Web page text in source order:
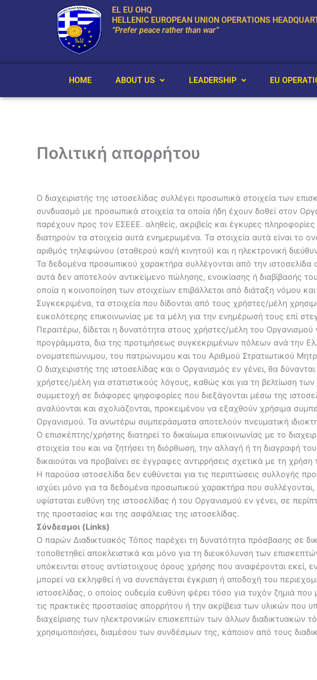
EL EU OHQ
HELLENIC EUROPEAN UNION OPERATIONS
“Prefer peace rather than war”
HOME ABOUT US LEADERSHIP EU
Πολιτική απορρήτου
Ο διαχειριστής της ιστοσελίδας συλλέγει προσωπικά στοιχεία των
συνδυασμό με προσωπικά στοιχεία τα οποία ήδη έχουν δοθεί στον
παρέχουν προς τον ΕΣΕΕΕ. αληθείς, ακριβείς και έγκυρες
διατηρούν τα στοιχεία αυτά ενημερωμένα. Τα στοιχεία αυτά είναι
αριθμός τηλεφώνου (σταθερού και/ή κινητού) και η ηλεκτρονική
Τα δεδομένα προσωπικού χαρακτήρα συλλέγονται από την ιστοσελίδα
αυτά δεν αποτελούν αντικείμενο πώλησης, ενοικίασης ή διαβίβασής
οποία η κοινοποίηση των στοιχείων επιβάλλεται από διάταξη νόμου
Συγκεκριμένα, τα στοιχεία που δίδονται από τους χρήστες/μέλη
ευκολότερης επικοινωνίας με τα μέλη για την ενημέρωσή τους επί
Περαιτέρω, δίδεται η δυνατότητα στους χρήστες/μέλη του
προγράμματα, δια της προτιμήσεως συγκεκριμένων πόλεων ανά την
ονοματεπώνυμου, του πατρώνυμου και του Αριθμού Στρατιωτικού
Ο διαχειριστής της ιστοσελίδας και ο Οργανισμός εν γένει, θα
χρήστες/μέλη για στατιστικούς λόγους, καθώς και για τη βελτίωση
συμμετοχή σε διάφορες ψηφοφορίες που διεξάγονται μέσω της
αναλύονται και σχολιάζονται, προκειμένου να εξαχθούν χρήσιμα
Οργανισμού. Τα ανωτέρω συμπεράσματα αποτελούν πνευματική
Ο επισκέπτης/χρήστης διατηρεί το δικαίωμα επικοινωνίας με το
στοιχεία του και να ζητήσει τη διόρθωση, την αλλαγή ή τη διαγραφή
δικαιούται να προβαίνει σε έγγραφες αντιρρήσεις σχετικά με τη
Η παρούσα ιστοσελίδα δεν ευθύνεται για τις περιπτώσεις
ισχύει μόνο για τα δεδομένα προσωπικού χαρακτήρα που
υφίσταται ευθύνη της ιστοσελίδας ή του Οργανισμού εν γένει, σε
της προστασίας και της ασφάλειας της ιστοσελίδας.
Σύνδεσμοι (Links)
Ο παρών Διαδικτυακός Τόπος παρέχει τη δυνατότητα πρόσβασης σε
τοποθετηθεί αποκλειστικά και μόνο για τη διευκόλυνση των
υπόκεινται στους αντίστοιχους όρους χρήσης που αναφέρονται
μπορεί να εκληφθεί ή να συνεπάγεται έγκριση ή αποδοχή του
ιστοσελίδας, ο οποίος ουδεμία ευθύνη φέρει τόσο για τυχόν ζημιά
τις πρακτικές προστασίας απορρήτου ή την ακρίβεια των υλικών
διαχείρισης των ηλεκτρονικών επισκεπτών των άλλων διαδικτυακών
χρησιμοποιήσει, διαμέσου των συνδέσμων της, κάποιον από τους